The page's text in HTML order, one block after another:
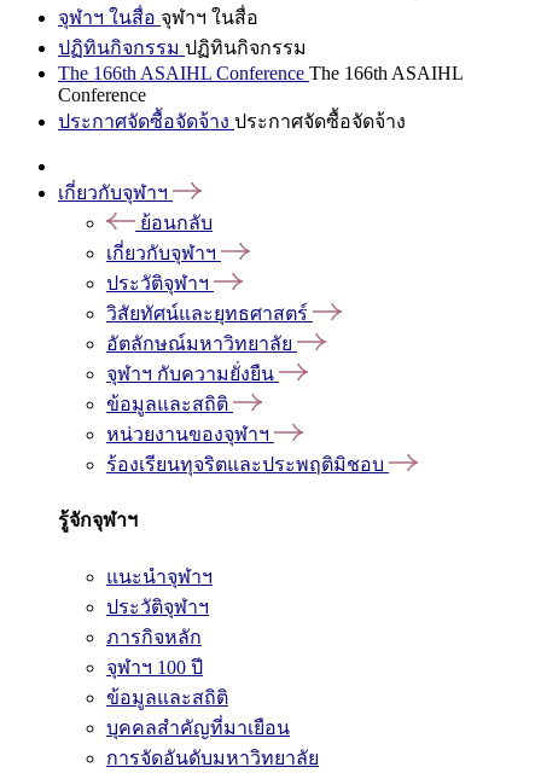
จุฬาฯ ในสื่อ จุฬาฯ ในสื่อ
ปฏิทินกิจกรรม ปฏิทินกิจกรรม
The 166th ASAIHL Conference The 166th ASAIHL
Conference
ประกาศจัดซื้อจัดจ้าง ประกาศจัดซื้อจัดจ้าง
เกี่ยวกับจุฬาฯ
ย้อนกลับ
เกี่ยวกับจุฬาฯ
ประวัติจุฬาฯ
วิสัยทัศน์และยุทธศาสตร์
อัตลักษณ์มหาวิทยาลัย
จุฬาฯ กับความยั่งยืน
ข้อมูลและสถิติ
หน่วยงานของจุฬาฯ
ร้องเรียนทุจริตและประพฤติมิชอบ
รู้จักจุฬาฯ
แนะนำจุฬาฯ
ประวัติจุฬาฯ
ภารกิจหลัก
จุฬาฯ 100 ปี
ข้อมูลและสถิติ
บุคคลสำคัญที่มาเยือน
การจัดอันดับมหาวิทยาลัย